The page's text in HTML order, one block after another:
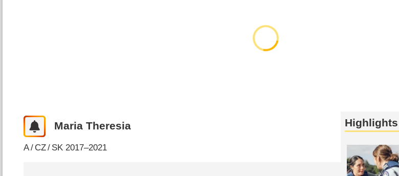
Maria Theresia
A/ CZ/ SK 2017–2021
Highlights